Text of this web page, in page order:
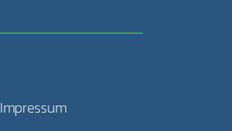
Impressum